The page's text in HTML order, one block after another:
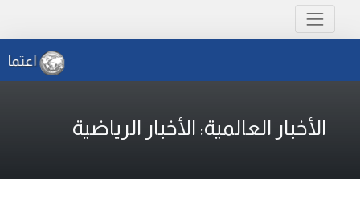
الأخبار العالمية: الأخبار الرياضية